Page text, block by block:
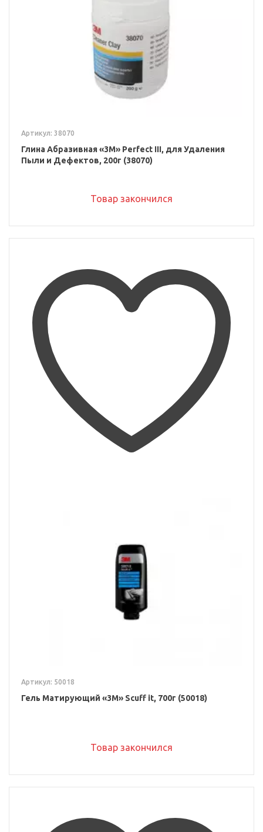
Артикул: 38070
Глина Абразивная «3M» Perfect III, для Удаления
Пыли и Дефектов, 200г (38070)
Товар закончился
Артикул: 50018
Гель Матирующий «3M» Scuff it, 700г (50018)
Товар закончился